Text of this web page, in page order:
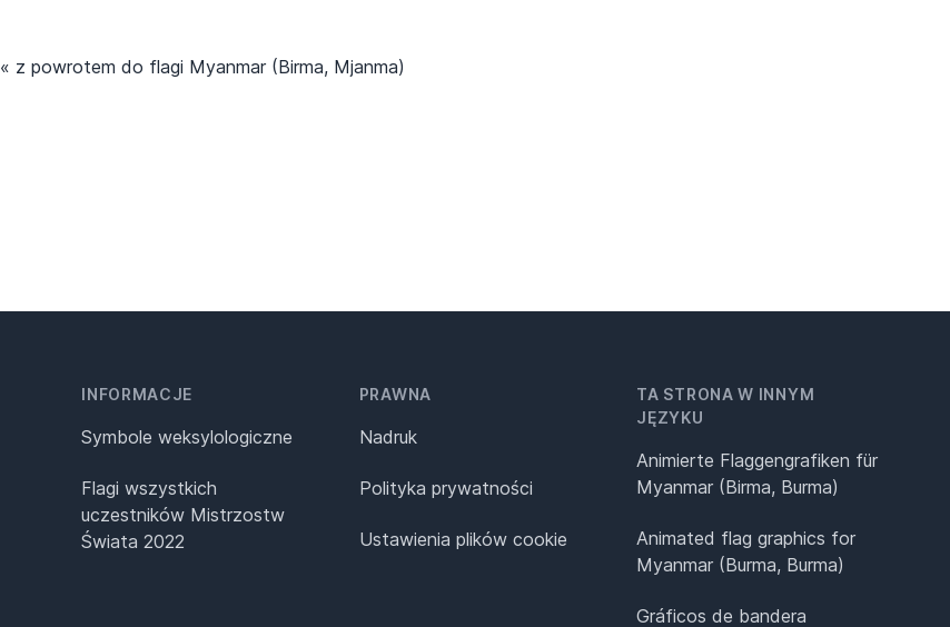
« z powrotem do flagi Myanmar (Birma, Mjanma)
INFORMACJE
Symbole weksylologiczne
Flagi wszystkich
uczestników Mistrzostw
Świata 2022
PRAWNA
Nadruk
Polityka prywatności
Ustawienia plików cookie
TA STRONA W INNYM
JĘZYKU
Animierte Flaggengrafiken für
Myanmar (Birma, Burma)
Animated flag graphics for
Myanmar (Burma, Burma)
Gráficos de bandera